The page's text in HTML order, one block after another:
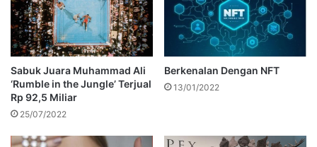
Sabuk Juara Muhammad Ali
‘Rumble in the Jungle’ Terjual
Rp 92,5 Miliar
25/07/2022
Berkenalan Dengan NFT
13/01/2022